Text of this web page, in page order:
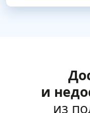
и
из